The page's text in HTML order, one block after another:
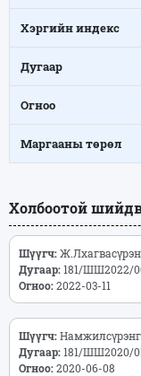
Хэргийн индекс
Дугаар
Огноо
Маргааны төрөл
Холбоотой
Шүүгч:
Дугаар:181/ШШ2022/
Огноо:2022-03-11
Шүүгч:
Дугаар:181/ШШ2020/
Огноо:2020-06-08